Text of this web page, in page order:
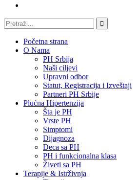
Početna strana
O Nama
PH Srbija
Naši ciljevi
Upravni odbor
Statut, Registracija i Izveštaji
Partneri PH Srbije
Plućna Hipertenzija
Šta je PH
Vrste PH
Simptomi
Dijagnoza
Deca sa PH
PH i funkcionalna klasa
Živeti sa PH
Terapije & Istrživnja